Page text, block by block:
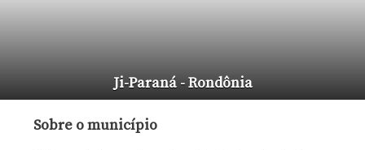
Ji-Paraná - Rondônia
Sobre o município